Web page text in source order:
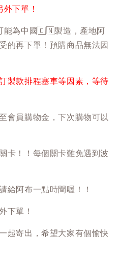
下單！
能為中國🇨🇳製造，產地阿
的再下單！預購商品無法因
製款排程塞車等因素，等待
會員購物金，下次購物可以
卡！！每個關卡難免遇到波
給阿布一點時間喔！！
下單！
起寄出，希望大家有個愉快